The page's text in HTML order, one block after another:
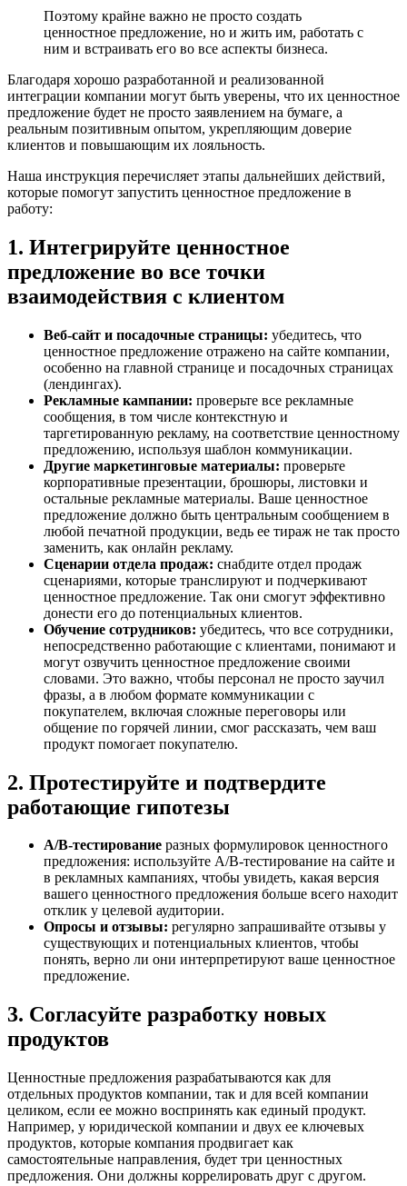
Поэтому крайне важно не просто создать
ценностное предложение, но и жить им, работать с
ним и встраивать его во все аспекты бизнеса.
Благодаря хорошо разработанной и реализованной
интеграции компании могут быть уверены, что их ценностное
предложение будет не просто заявлением на бумаге, а
реальным позитивным опытом, укрепляющим доверие
клиентов и повышающим их лояльность.
Наша инструкция перечисляет этапы дальнейших действий,
которые помогут запустить ценностное предложение в
работу:
1. Интегрируйте ценностное
предложение во все точки
взаимодействия с клиентом
Веб-сайт и посадочные страницы: убедитесь, что
ценностное предложение отражено на сайте компании,
особенно на главной странице и посадочных страницах
(лендингах).
Рекламные кампании: проверьте все рекламные
сообщения, в том числе контекстную и
таргетированную рекламу, на соответствие ценностному
предложению, используя шаблон коммуникации.
Другие маркетинговые материалы: проверьте
корпоративные презентации, брошюры, листовки и
остальные рекламные материалы. Ваше ценностное
предложение должно быть центральным сообщением в
любой печатной продукции, ведь ее тираж не так просто
заменить, как онлайн рекламу.
Сценарии отдела продаж: снабдите отдел продаж
сценариями, которые транслируют и подчеркивают
ценностное предложение. Так они смогут эффективно
донести его до потенциальных клиентов.
Обучение сотрудников: убедитесь, что все сотрудники,
непосредственно работающие с клиентами, понимают и
могут озвучить ценностное предложение своими
словами. Это важно, чтобы персонал не просто заучил
фразы, а в любом формате коммуникации с
покупателем, включая сложные переговоры или
общение по горячей линии, смог рассказать, чем ваш
продукт помогает покупателю.
2. Протестируйте и подтвердите
работающие гипотезы
A/B-тестирование разных формулировок ценностного
предложения: используйте A/B-тестирование на сайте и
в рекламных кампаниях, чтобы увидеть, какая версия
вашего ценностного предложения больше всего находит
отклик у целевой аудитории.
Опросы и отзывы: регулярно запрашивайте отзывы у
существующих и потенциальных клиентов, чтобы
понять, верно ли они интерпретируют ваше ценностное
предложение.
3. Согласуйте разработку новых
продуктов
Ценностные предложения разрабатываются как для
отдельных продуктов компании, так и для всей компании
целиком, если ее можно воспринять как единый продукт.
Например, у юридической компании и двух ее ключевых
продуктов, которые компания продвигает как
самостоятельные направления, будет три ценностных
предложения. Они должны коррелировать друг с другом.